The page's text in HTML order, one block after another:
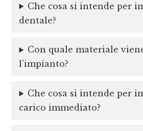
Che cosa si intende per
dentale?
Con quale materiale
l’impianto?
Che cosa si intende per
carico immediato?